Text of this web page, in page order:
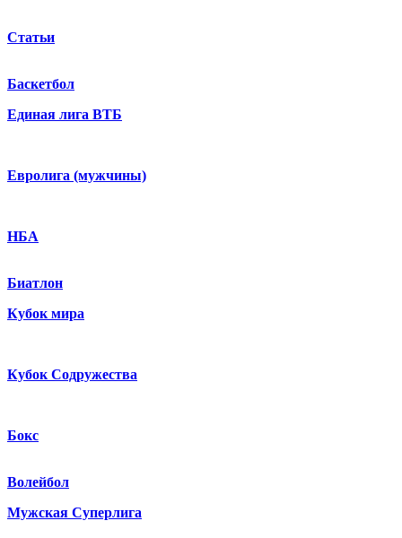
Статьи
Баскетбол
Единая лига ВТБ
Евролига (мужчины)
НБА
Биатлон
Кубок мира
Кубок Содружества
Бокс
Волейбол
Мужская Суперлига